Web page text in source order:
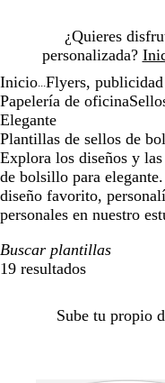
¿Quieres
personalizada?
1
Inicio Flyers,
Papelería de oficina
Elegante
Plantillas de sellos de
Explora los diseños y
de bolsillo para
diseño favorito,
personales en nuestro
Buscar plantillas
19 resultados
Filtros
Sube tu propio